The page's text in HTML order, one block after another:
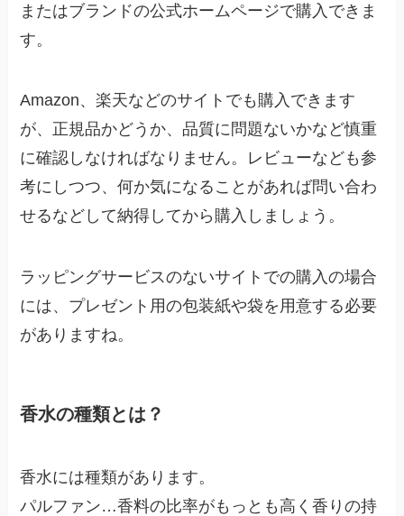
またはブランドの公式ホームページで購入できま
す。
Amazon、楽天などのサイトでも購入できます
が、正規品かどうか、品質に問題ないかなど慎重
に確認しなければなりません。レビューなども参
考にしつつ、何か気になることがあれば問い合わ
せるなどして納得してから購入しましょう。
ラッピングサービスのないサイトでの購入の場合
には、プレゼント用の包装紙や袋を用意する必要
がありますね。
香水の種類とは？
香水には種類があります。
パルファン…香料の比率がもっとも高く香りの持